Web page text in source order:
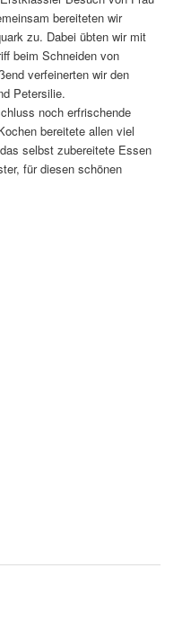
bereiteten wir
zu. Dabei übten wir mit
beim Schneiden von
verfeinerten wir den
Petersilie.
noch erfrischende
bereitete allen viel
selbst zubereitete Essen
für diesen schönen